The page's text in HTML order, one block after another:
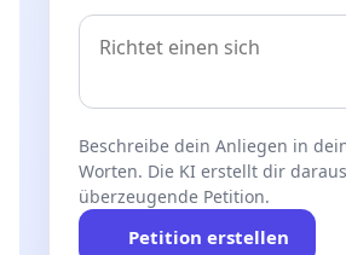
Beschreibe dein Anliegen in
Worten. Die KI erstellt dir
überzeugende Petition.
Petition erstellen